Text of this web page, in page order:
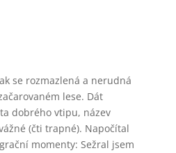
se rozmazlená a nerudná
lese. Dát
dobrého vtipu, název
(čti trapné). Napočítal
momenty: Sežral jsem